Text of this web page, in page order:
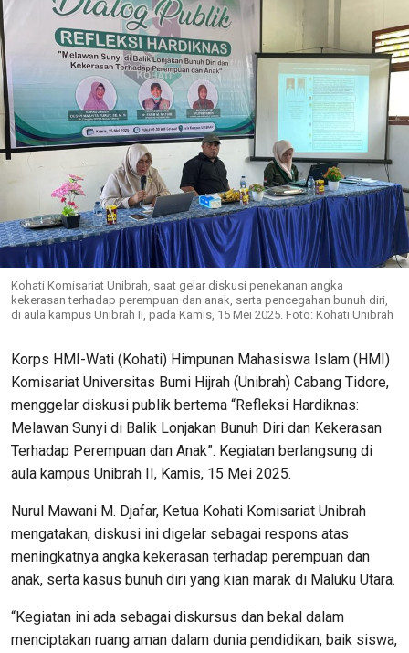
Kohati Komisariat Unibrah, saat gelar diskusi penekanan angka
kekerasan terhadap perempuan dan anak, serta pencegahan bunuh diri,
di aula kampus Unibrah II, pada Kamis, 15 Mei 2025. Foto: Kohati Unibrah
Korps HMI-Wati (Kohati) Himpunan Mahasiswa Islam (HMI)
Komisariat Universitas Bumi Hijrah (Unibrah) Cabang Tidore,
menggelar diskusi publik bertema “Refleksi Hardiknas:
Melawan Sunyi di Balik Lonjakan Bunuh Diri dan Kekerasan
Terhadap Perempuan dan Anak”. Kegiatan berlangsung di
aula kampus Unibrah II, Kamis, 15 Mei 2025.
Nurul Mawani M. Djafar, Ketua Kohati Komisariat Unibrah
mengatakan, diskusi ini digelar sebagai respons atas
meningkatnya angka kekerasan terhadap perempuan dan
anak, serta kasus bunuh diri yang kian marak di Maluku Utara.
“Kegiatan ini ada sebagai diskursus dan bekal dalam
menciptakan ruang aman dalam dunia pendidikan, baik siswa,